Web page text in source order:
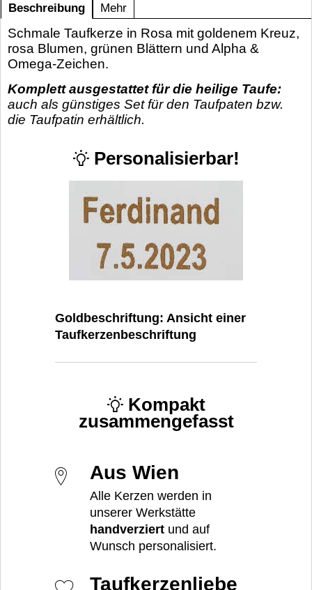
Beschreibung Mehr
Schmale Taufkerze in Rosa mit goldenem Kreuz,
rosa Blumen, grünen Blättern und Alpha &
Omega-Zeichen.
Komplett ausgestattet für die heilige Taufe:
auch als günstiges Set für den Taufpaten bzw.
die Taufpatin erhältlich.
Personalisierbar!
Goldbeschriftung: Ansicht einer
Taufkerzenbeschriftung
Kompakt
zusammengefasst
Aus Wien
Alle Kerzen werden in
unserer Werkstätte
handverziert und auf
Wunsch personalisiert.
Taufkerzenliebe